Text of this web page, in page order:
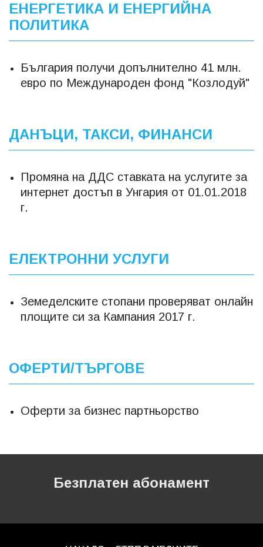
ЕНЕРГЕТИКА И ЕНЕРГИЙНА
ПОЛИТИКА
България получи допълнително 41 млн.
евро по Международен фонд "Козлодуй"
ДАНЪЦИ, ТАКСИ, ФИНАНСИ
Промяна на ДДС ставката на услугите за
интернет достъп в Унгария от 01.01.2018
г.
ЕЛЕКТРОННИ УСЛУГИ
Земеделските стопани проверяват онлайн
площите си за Кампания 2017 г.
ОФЕРТИ/ТЪРГОВЕ
Оферти за бизнес партньорство
Безплатен абонамент